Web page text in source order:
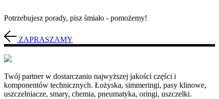
Potrzebujesz porady, pisz śmiało - pomożemy!
ZAPRASZAMY
Twój partner w dostarczaniu najwyższej jakości części i
komponentów technicznych. Łożyska, simmeringi, pasy klinowe,
uszczelniacze, smary, chemia, pneumatyka, oringi, uszczelki.